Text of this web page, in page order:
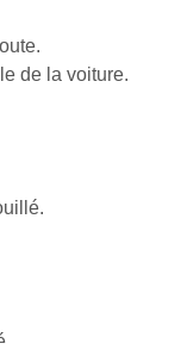
de la voiture.